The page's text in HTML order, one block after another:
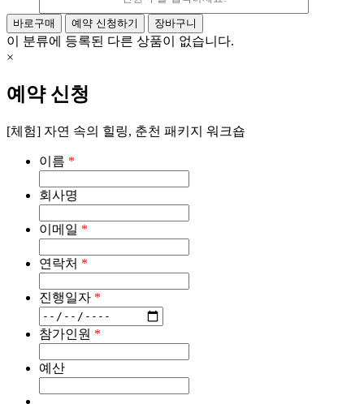
바로구매 예약 신청하기 장바구니
이 분류에 등록된 다른 상품이 없습니다.
×
예약 신청
[체험] 자연 속의 힐링, 춘천 패키지 워크숍
이름 *
회사명
이메일 *
연락처 *
진행일자 *
참가인원 *
예산